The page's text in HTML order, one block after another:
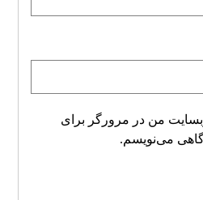
من در مرورگر برای
می‌نویسم.